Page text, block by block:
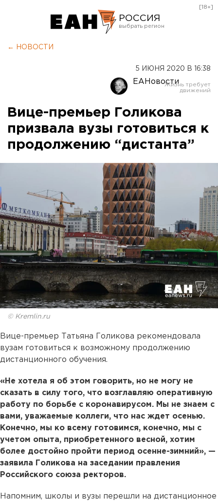
РОССИЯ
Оренбург
[18+]
← НОВОСТИ
5 ИЮНЯ 2020 В 16:38
ЕАНовости
Вице-премьер Голикова
призвала вузы готовиться к
продолжению “дистанта”
© Kremlin.ru
Вице-премьер Татьяна Голикова рекомендовала
вузам готовиться к возможному продолжению
дистанционного обучения.
«Не хотела я об этом говорить, но не могу не
сказать в силу того, что возглавляю оперативную
работу по борьбе с коронавирусом. Мы не знаем с
вами, уважаемые коллеги, что нас ждет осенью.
Конечно, мы ко всему готовимся, конечно, мы с
учетом опыта, приобретенного весной, хотим
более достойно пройти период осенне-зимний», —
заявила Голикова на заседании правления
Российского союза ректоров.
Напомним, школы и вузы перешли на дистанционное